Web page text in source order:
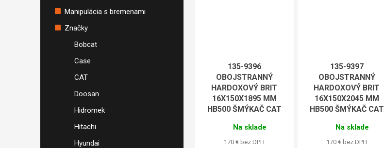
Manipulácia s bremenami
Značky
Bobcat
Case
CAT
Doosan
Hidromek
Hitachi
Hyundai
135-9396
OBOJSTRANNÝ
HARDOXOVÝ BRIT
16X150X1895 MM
HB500 ŠMÝKAČ CAT
Na sklade
170 € bez DPH
135-9397
OBOJSTRANNÝ
HARDOXOVÝ BRIT
16X150X2045 MM
HB500 ŠMÝKAČ CAT
Na sklade
170 € bez DPH